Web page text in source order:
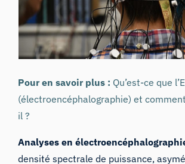
Pour en savoir plus : Qu’est-ce que
(électroencéphalographie) et
il ?
Analyses en
densité spectrale de puissance,